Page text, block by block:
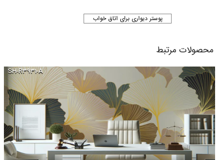
پوستر دیواری برای اتاق خواب
محصولات مرتبط
SH-R۳۹۳۱-A